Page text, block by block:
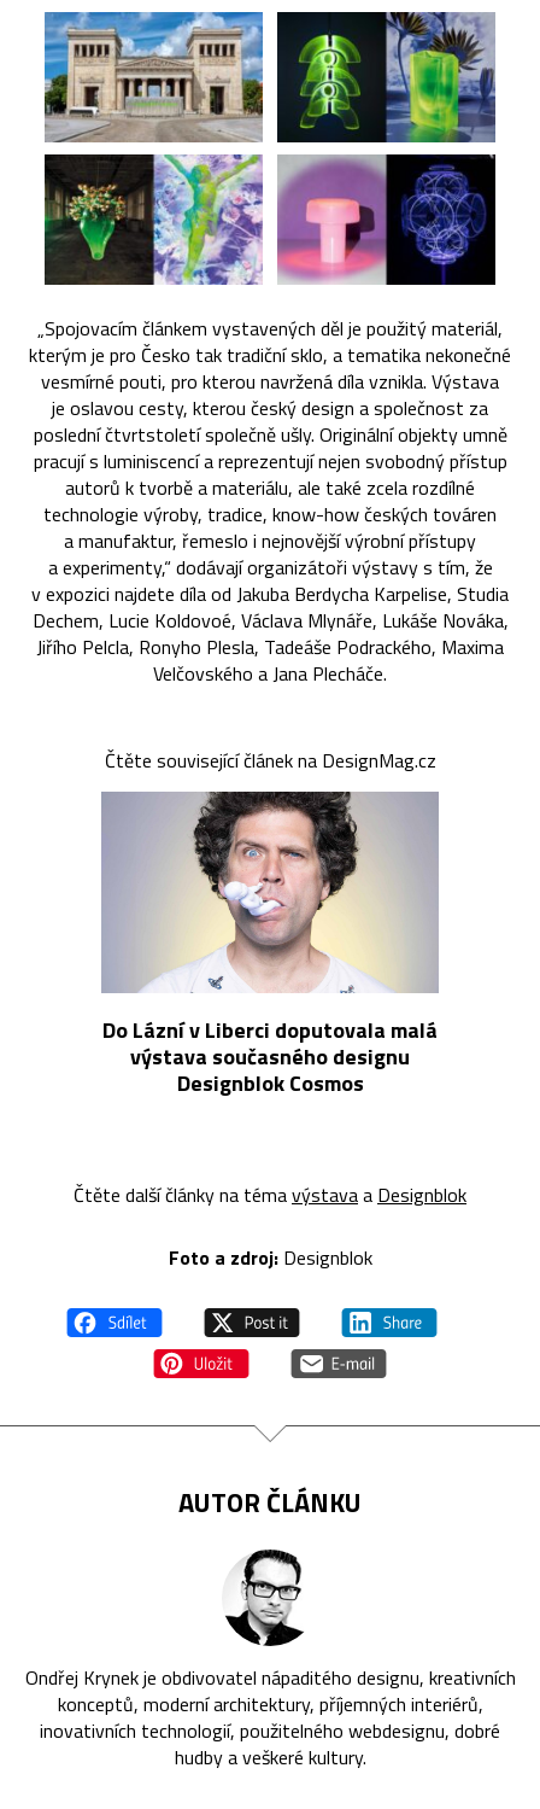
„Spojovacím článkem vystavených děl je použitý materiál,
kterým je pro Česko tak tradiční sklo, a tematika nekonečné
vesmírné pouti, pro kterou navržená díla vznikla. Výstava
je oslavou cesty, kterou český design a společnost za
poslední čtvrtstoletí společně ušly. Originální objekty umně
pracují s luminiscencí a reprezentují nejen svobodný přístup
autorů k tvorbě a materiálu, ale také zcela rozdílné
technologie výroby, tradice, know-how českých továren
a manufaktur, řemeslo i nejnovější výrobní přístupy
a experimenty,“ dodávají organizátoři výstavy s tím, že
v expozici najdete díla od Jakuba Berdycha Karpelise, Studia
Dechem, Lucie Koldovoé, Václava Mlynáře, Lukáše Nováka,
Jiřího Pelcla, Ronyho Plesla, Tadeáše Podrackého, Maxima
Velčovského a Jana Plecháče.
Čtěte související článek na DesignMag.cz
Do Lázní v Liberci doputovala malá
výstava současného designu
Designblok Cosmos
Čtěte další články na témavýstavaa Designblok
Foto a zdroj:Designblok
AUTOR ČLÁNKU
Ondřej Krynek je obdivovatel nápaditého designu, kreativních
konceptů, moderní architektury, příjemných interiérů,
inovativních technologií, použitelného webdesignu, dobré
hudby a veškeré kultury.